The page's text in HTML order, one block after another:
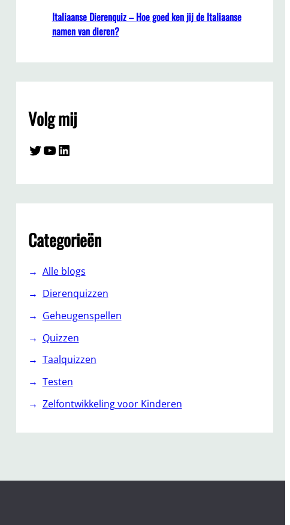
Italiaanse Dierenquiz – Hoe goed ken jij de Italiaanse
namen van dieren?
Volg mij
Twitter YouTube LinkedIn
Categorieën
Alle blogs
Dierenquizzen
Geheugenspellen
Quizzen
Taalquizzen
Testen
Zelfontwikkeling voor Kinderen